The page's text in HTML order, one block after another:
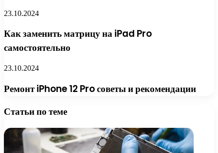
23.10.2024
Как заменить матрицу на iPad Pro
самостоятельно
23.10.2024
Ремонт iPhone 12 Pro советы и рекомендации
Статьи по теме